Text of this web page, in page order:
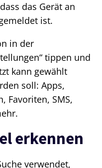
das Gerät an
ist.
in der
tippen und
kann gewählt
soll: Apps,
Favoriten, SMS,
erkennen
verwendet,